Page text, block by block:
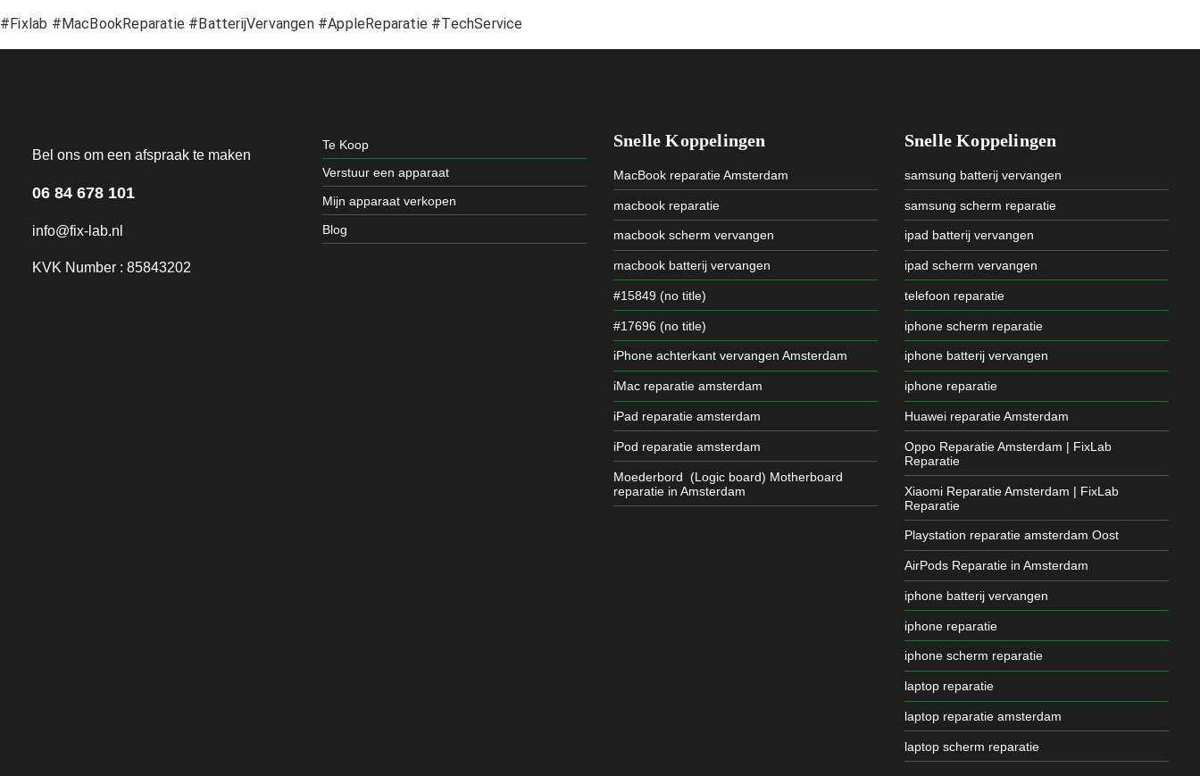
#Fixlab #MacBookReparatie #BatterijVervangen #AppleReparatie #TechService
Bel ons om een afspraak te maken
06 84 678 101
info@fix-lab.nl
KVK Number : 85843202
Te Koop
Verstuur een apparaat
Mijn apparaat verkopen
Blog
Snelle Koppelingen
MacBook reparatie Amsterdam
macbook reparatie
macbook scherm vervangen
macbook batterij vervangen
#15849 (no title)
#17696 (no title)
iPhone achterkant vervangen Amsterdam
iMac reparatie amsterdam
iPad reparatie amsterdam
iPod reparatie amsterdam
Moederbord (Logic board) Motherboard
reparatie in Amsterdam
Snelle Koppelingen
samsung batterij vervangen
samsung scherm reparatie
ipad batterij vervangen
ipad scherm vervangen
telefoon reparatie
iphone scherm reparatie
iphone batterij vervangen
iphone reparatie
Huawei reparatie Amsterdam
Oppo Reparatie Amsterdam | FixLab
Reparatie
Xiaomi Reparatie Amsterdam | FixLab
Reparatie
Playstation reparatie amsterdam Oost
AirPods Reparatie in Amsterdam
iphone batterij vervangen
iphone reparatie
iphone scherm reparatie
laptop reparatie
laptop reparatie amsterdam
laptop scherm reparatie